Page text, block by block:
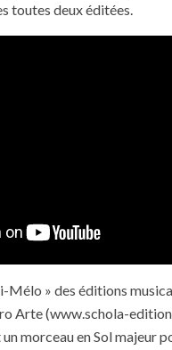
toutes deux éditées.
Mélo » des éditions
Arte (www.schola-
morceau en Sol majeur